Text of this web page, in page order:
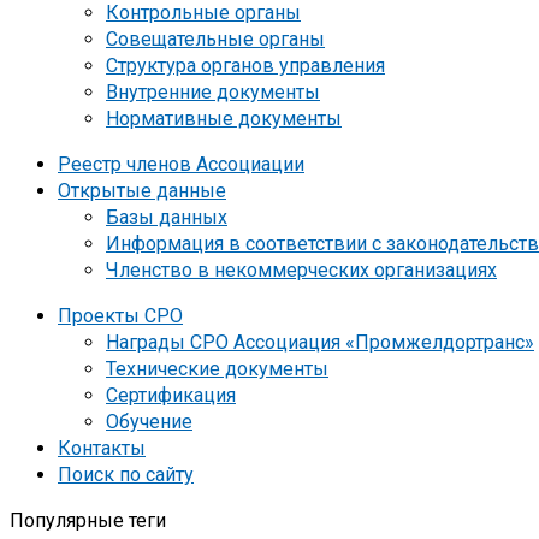
Контрольные органы
Совещательные органы
Структура органов управления
Внутренние документы
Нормативные документы
Реестр членов Ассоциации
Открытые данные
Базы данных
Информация в соответствии с
Членство в некоммерческих организациях
Проекты СРО
Награды СРО Ассоциация «Промжелдортранс»
Технические документы
Сертификация
Обучение
Контакты
Поиск по сайту
Популярные теги